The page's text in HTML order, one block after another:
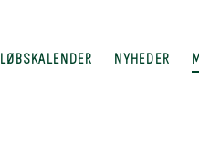
LØBSKALENDER NYHEDER